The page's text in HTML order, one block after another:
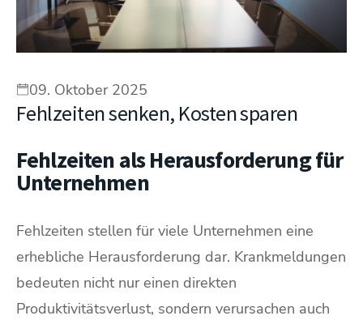
09. Oktober 2025
Fehlzeiten senken, Kosten sparen
Fehlzeiten als Herausforderung für
Unternehmen
Fehlzeiten stellen für viele Unternehmen eine
erhebliche Herausforderung dar. Krankmeldungen
bedeuten nicht nur einen direkten
Produktivitätsverlust, sondern verursachen auch